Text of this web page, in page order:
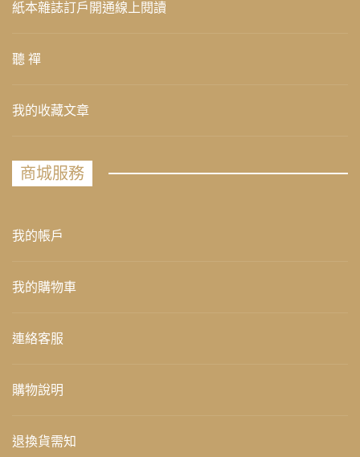
紙本雜誌訂戶開通線上閱讀
聽 禪
我的收藏文章
商城服務
我的帳戶
我的購物車
連絡客服
購物說明
退換貨需知